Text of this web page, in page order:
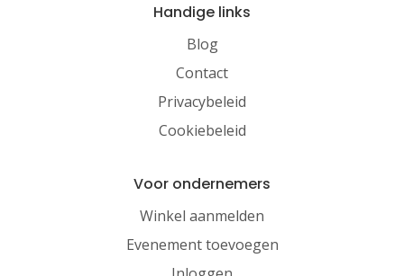
Handige links
Blog
Contact
Privacybeleid
Cookiebeleid
Voor ondernemers
Winkel aanmelden
Evenement toevoegen